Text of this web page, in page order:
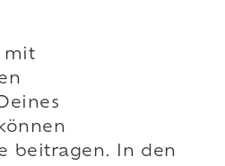
mit
beitragen. In den